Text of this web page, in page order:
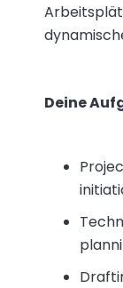
Deine